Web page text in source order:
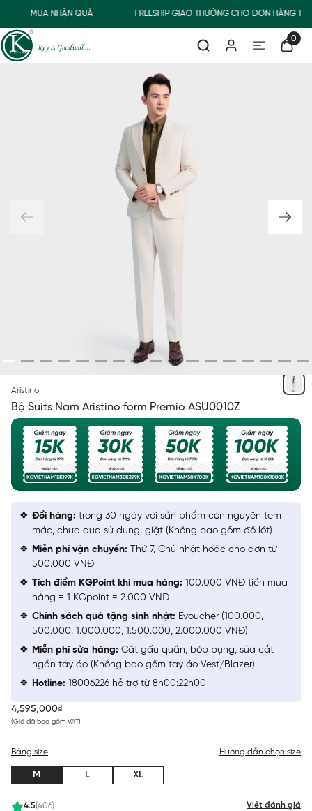
MUA NHẬN QUÀ FREESHIP GIAO THƯỜNG CHO ĐƠN HÀNG
0
Aristino
Bộ Suits Nam Aristino form Premio ASU0010Z
4,595,000₫
(Giá đã bao gồm VAT)
4.5(406) Viết đánh giá
Bảng size Hướng dẫn chọn size
M L XL
Đổi hàng: trong 30 ngày với sản phẩm còn nguyên tem
mác, chưa qua sử dụng, giặt (Không bao gồm đồ lót)
Miễn phí vận chuyển: Thứ 7, Chủ nhật hoặc cho đơn từ
500.000 VNĐ
Tích điểm KGPoint khi mua hàng: 100.000 VNĐ tiền mua
hàng = 1 KGpoint = 2.000 VNĐ
Chính sách quà tặng sinh nhật: Evoucher (100.000,
500.000, 1.000.000, 1.500.000, 2.000.000 VNĐ)
Miễn phí sửa hàng: Cắt gấu quần, bóp bụng, sửa cắt
ngắn tay áo (Không bao gồm tay áo Vest/Blazer)
Hotline: 18006226 hỗ trợ từ 8h00:22h00